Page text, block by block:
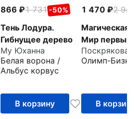
866 1 731 -50%
Тень Лодура.
Гибнущее дерево
Му Юханна
Белая ворона /
Альбус корвус
В корзину
1 470
2 940
Магическая
Мир первый
Поскрякова
Олимп-
В корзину